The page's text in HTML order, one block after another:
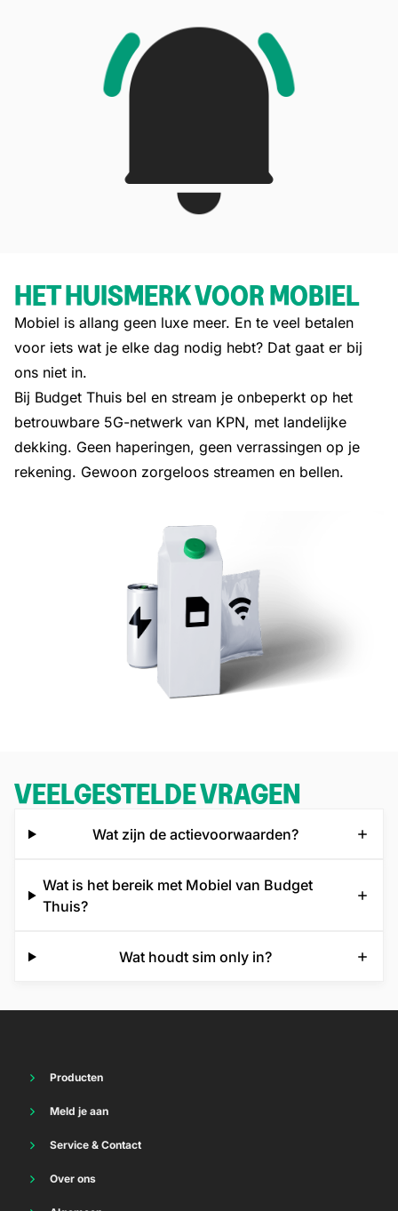
HET HUISMERK VOOR MOBIEL
Mobiel is allang geen luxe meer. En te veel betalen
voor iets wat je elke dag nodig hebt? Dat gaat er bij
ons niet in.
Bij Budget Thuis bel en stream je onbeperkt op het
betrouwbare 5G-netwerk van KPN, met landelijke
dekking. Geen haperingen, geen verrassingen op je
rekening. Gewoon zorgeloos streamen en bellen.
VEELGESTELDE VRAGEN
Wat zijn de actievoorwaarden?
Wat is het bereik met Mobiel van Budget
Thuis?
Wat houdt sim only in?
Producten
Internet
Meld je aan
Internet
Service & Contact
Over ons